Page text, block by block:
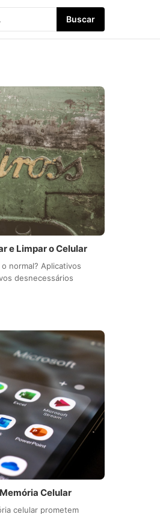
Buscar
e Limpar o Celular
normal? Aplicativos
desnecessários
Celular
celular prometem